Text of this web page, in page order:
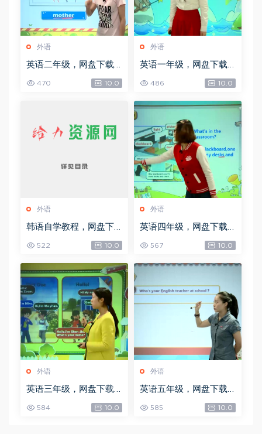
外语
英语二年级，网盘下载
470 10.0
外语
英语一年级，网盘下载
486 10.0
外语
韩语自学教程，网盘下
522 10.0
外语
英语四年级，网盘下载
567 10.0
外语
英语三年级，网盘下载
584 10.0
外语
英语五年级，网盘下载
585 10.0